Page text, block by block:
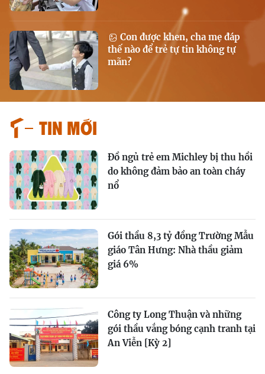
Con được khen, cha mẹ đáp
thế nào để trẻ tự tin không tự
mãn?
Tin mới
Đồ ngủ trẻ em Michley bị thu hồi
do không đảm bảo an toàn cháy
nổ
Gói thầu 8,3 tỷ đồng Trường Mẫu
giáo Tân Hưng: Nhà thầu giảm
giá 6%
Công ty Long Thuận và những
gói thầu vắng bóng cạnh tranh tại
An Viễn [Kỳ 2]